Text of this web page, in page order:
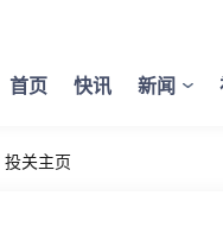
首页 快讯 新闻
投关主页